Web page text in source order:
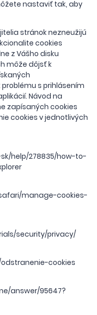
nastaviť tak, aby
stránok nezneužijú
cookies
z Vášho disku
môže dôjsť k
s prihlásením
Návod na
zapísaných cookies
cookies v jednotlivých
help/278835/how-to-
manage-cookies-
security/privacy/
cookies
answer/95647?